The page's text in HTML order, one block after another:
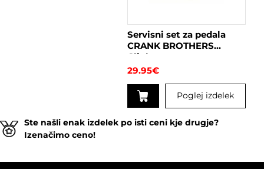
Servisni set za pedala
CRANK BROTHERS
Clipless
29.95€
Poglej izdelek
Ste našli enak izdelek po isti ceni kje drugje?
Izenačimo ceno!